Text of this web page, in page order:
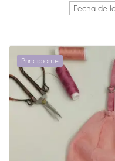
Principiante